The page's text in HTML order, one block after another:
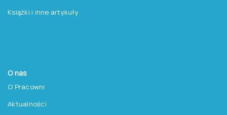
Książki i inne artykuły
O nas
O Pracowni
Aktualności